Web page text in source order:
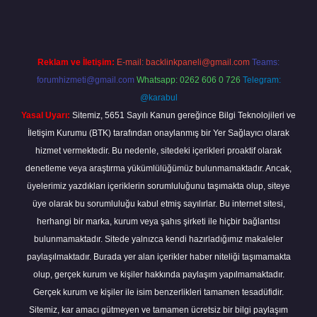
Reklam ve İletişim: E-mail: backlinkpaneli@gmail.com Teams:
forumhizmeti@gmail.com Whatsapp: 0262 606 0 726 Telegram:
@karabul
Yasal Uyarı: Sitemiz, 5651 Sayılı Kanun gereğince Bilgi Teknolojileri ve
İletişim Kurumu (BTK) tarafından onaylanmış bir Yer Sağlayıcı olarak
hizmet vermektedir. Bu nedenle, sitedeki içerikleri proaktif olarak
denetleme veya araştırma yükümlülüğümüz bulunmamaktadır. Ancak,
üyelerimiz yazdıkları içeriklerin sorumluluğunu taşımakta olup, siteye
üye olarak bu sorumluluğu kabul etmiş sayılırlar. Bu internet sitesi,
herhangi bir marka, kurum veya şahıs şirketi ile hiçbir bağlantısı
bulunmamaktadır. Sitede yalnızca kendi hazırladığımız makaleler
paylaşılmaktadır. Burada yer alan içerikler haber niteliği taşımamakta
olup, gerçek kurum ve kişiler hakkında paylaşım yapılmamaktadır.
Gerçek kurum ve kişiler ile isim benzerlikleri tamamen tesadüfidir.
Sitemiz, kar amacı gütmeyen ve tamamen ücretsiz bir bilgi paylaşım